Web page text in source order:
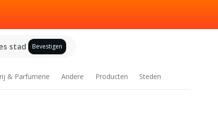
stad Bevestigen
& Parfumerie Andere Producten Steden